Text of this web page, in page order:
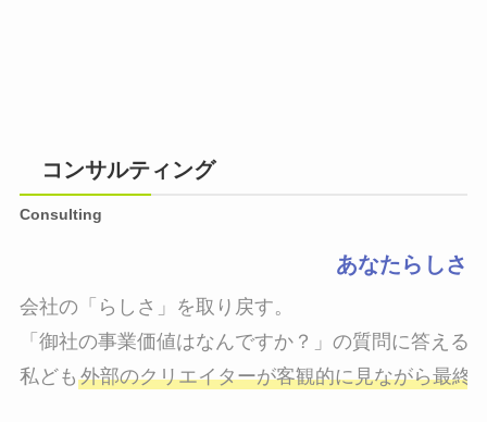
コンサルティング
Consulting
あなたらしさ
会社の「らしさ」を取り戻す。
「御社の事業価値はなんですか？」の質問に答える
私ども 外部のクリエイターが客観的に見ながら最終